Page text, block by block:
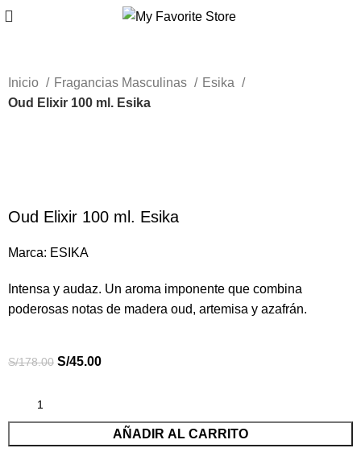
Inicio Fragancias Masculinas
Esika
Oud Elixir 100 ml. Esika
Oud Elixir 100 ml. Esika
Marca: ESIKA
Intensa y audaz. Un aroma imponente que combina
poderosas notas de madera oud, artemisa y azafrán.
S/178.00 S/45.00
AÑADIR AL CARRITO